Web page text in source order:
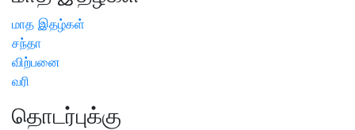
மாத இதழ்கள்
சந்தா
விற்பனை
வரி
தொடர்புக்கு